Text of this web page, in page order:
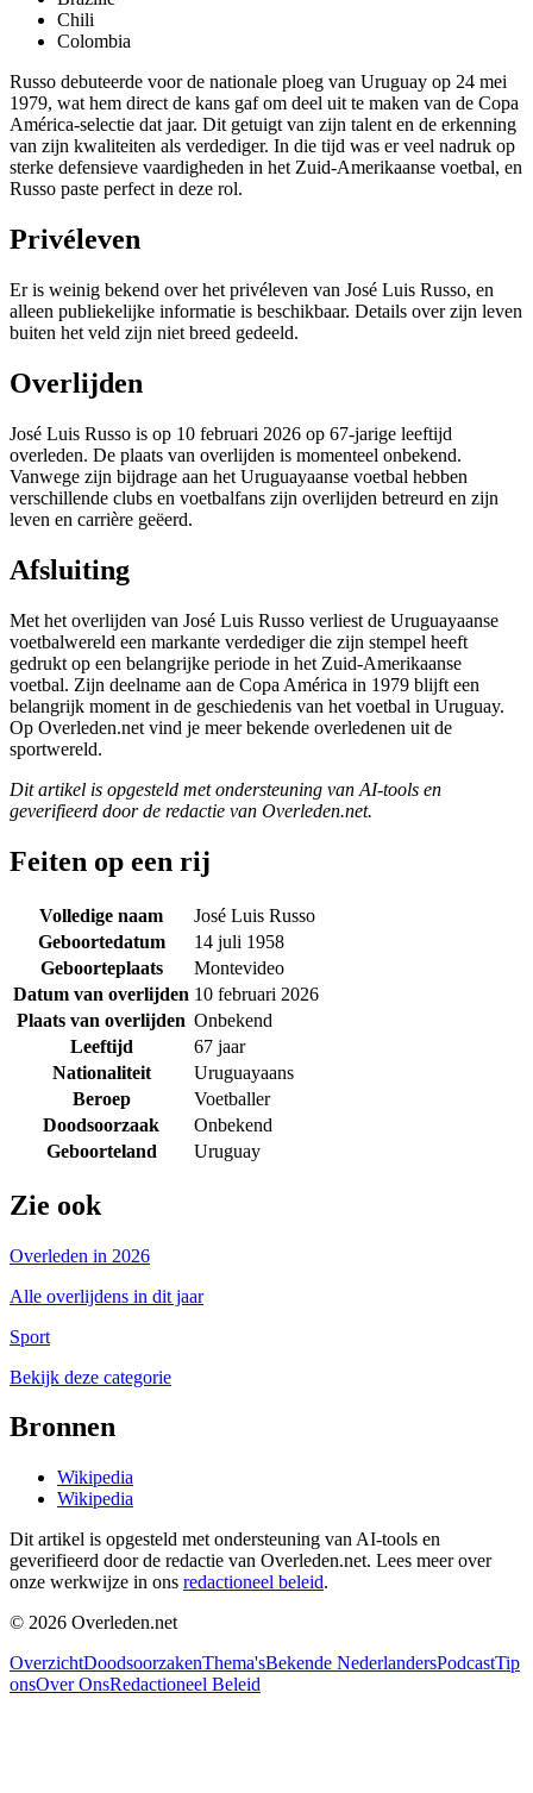
Chili
Colombia
Russo debuteerde voor de nationale ploeg van Uruguay op 24 mei
1979, wat hem direct de kans gaf om deel uit te maken van de Copa
América-selectie dat jaar. Dit getuigt van zijn talent en de erkenning
van zijn kwaliteiten als verdediger. In die tijd was er veel nadruk op
sterke defensieve vaardigheden in het Zuid-Amerikaanse voetbal, en
Russo paste perfect in deze rol.
Privéleven
Er is weinig bekend over het privéleven van José Luis Russo, en
alleen publiekelijke informatie is beschikbaar. Details over zijn leven
buiten het veld zijn niet breed gedeeld.
Overlijden
José Luis Russo is op 10 februari 2026 op 67-jarige leeftijd
overleden. De plaats van overlijden is momenteel onbekend.
Vanwege zijn bijdrage aan het Uruguayaanse voetbal hebben
verschillende clubs en voetbalfans zijn overlijden betreurd en zijn
leven en carrière geëerd.
Afsluiting
Met het overlijden van José Luis Russo verliest de Uruguayaanse
voetbalwereld een markante verdediger die zijn stempel heeft
gedrukt op een belangrijke periode in het Zuid-Amerikaanse
voetbal. Zijn deelname aan de Copa América in 1979 blijft een
belangrijk moment in de geschiedenis van het voetbal in Uruguay.
Op Overleden.net vind je meer bekende overledenen uit de
sportwereld.
Dit artikel is opgesteld met ondersteuning van AI-tools en
geverifieerd door de redactie van Overleden.net.
Feiten op een rij
Volledige naam
José Luis Russo
Geboortedatum
14 juli 1958
Geboorteplaats
Montevideo
Datum van overlijden 10 februari 2026
Plaats van overlijden Onbekend
Leeftijd
67 jaar
Nationaliteit
Uruguayaans
Beroep
Voetballer
Doodsoorzaak
Onbekend
Geboorteland
Uruguay
Zie ook
Overleden in 2026
Alle overlijdens in dit jaar
Sport
Bekijk deze categorie
Bronnen
Wikipedia
Wikipedia
Dit artikel is opgesteld met ondersteuning van AI-tools en
geverifieerd door de redactie van Overleden.net. Lees meer over
onze werkwijze in ons redactioneel beleid.
© 2026 Overleden.net
OverzichtDoodsoorzakenThema'sBekende NederlandersPodcastTip
onsOver OnsRedactioneel Beleid